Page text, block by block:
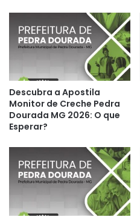
Descubra a Apostila
Monitor de Creche Pedra
Dourada MG 2026: O que
Esperar?